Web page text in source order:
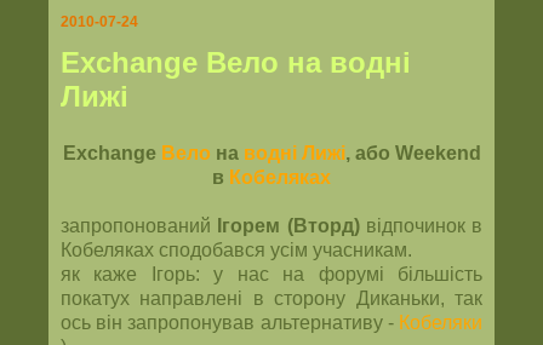
2010-07-24
Exchange Вело на водні
Лижі
Exchange Вело на водні Лижі, або Weekend
в Кобеляках
запропонований Ігорем (Вторд) відпочинок в
Кобеляках сподобався усім учасникам.
як каже Ігорь: у нас на форумі більшість
покатух направлені в сторону Диканьки, так
ось він запропонував альтернативу - Кобеляки